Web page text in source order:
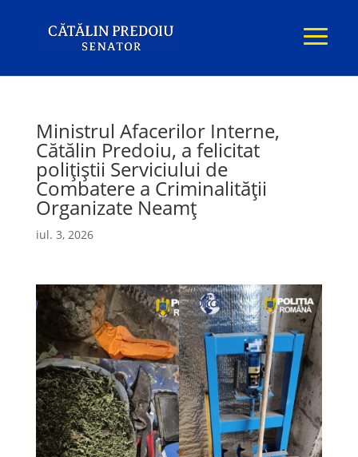
Ministrul Afacerilor Interne,
Cătălin Predoiu, a felicitat
polițiștii Serviciului de
Combatere a Criminalității
Organizate Neamț
iul. 3, 2026